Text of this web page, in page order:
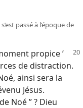
passé à l’époque de
propice ’
de distraction.
ainsi sera la
Jésus.
Noé ” ? Dieu